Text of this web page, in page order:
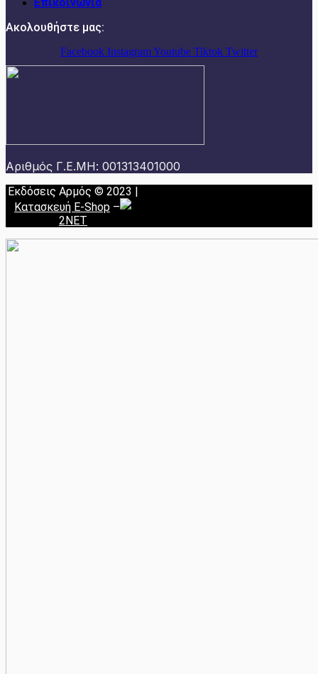
Ακολουθήστε μας:
Facebook InstagramYoutube Tiktok Twitter
Αριθμός Γ.Ε.ΜΗ: 001313401000
Εκδόσεις Αρμός © 2023 |
Κατασκευή E-Shop –
2NET